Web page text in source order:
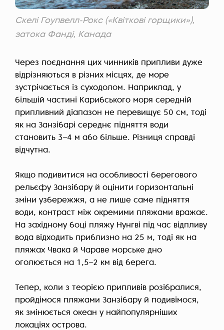
Скелі Гоупвелл-Рокс («Квіткові горщики»),
затока Фанді, Канада
Через поєднання цих чинників припливи дуже
відрізняються в різних місцях, де море
зустрічається із суходолом. Наприклад, у
більшій частині Карибського моря середній
припливний діапазон не перевищує 50 см, тоді
як на Занзібарі середнє підняття води
становить 3–4 м або більше. Різниця справді
відчутна.
Якщо подивитися на особливості берегового
рельєфу Занзібару й оцінити горизонтальні
зміни узбережжя, а не лише саме підняття
води, контраст між окремими пляжами вражає.
На західному боці пляжу Нунгві під час відпливу
вода відходить приблизно на 25 м, тоді як на
пляжах Чвака й Чараве морське дно
оголюється на 1,5–2 км від берега.
Тепер, коли з теорією припливів розібралися,
пройдімося пляжами Занзібару й подивімося,
як змінюється океан у найпопулярніших
локаціях острова.